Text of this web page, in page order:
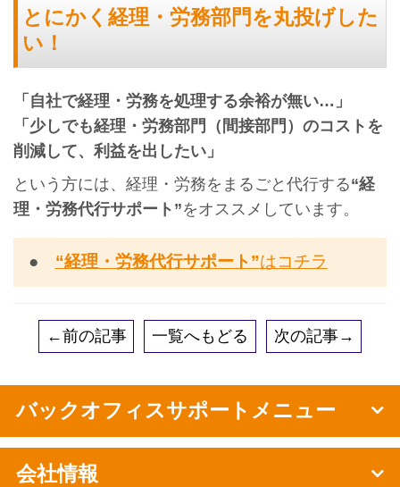
とにかく経理・労務部門を丸投げした
い！
「自社で経理・労務を処理する余裕が無い…」
「少しでも経理・労務部門（間接部門）のコストを
削減して、利益を出したい」
という方には、経理・労務をまるごと代行する“経
理・労務代行サポート”をオススメしています。
● “経理・労務代行サポート”はコチラ
←前の記事 一覧へもどる 次の記事→
バックオフィスサポートメニュー
会社情報